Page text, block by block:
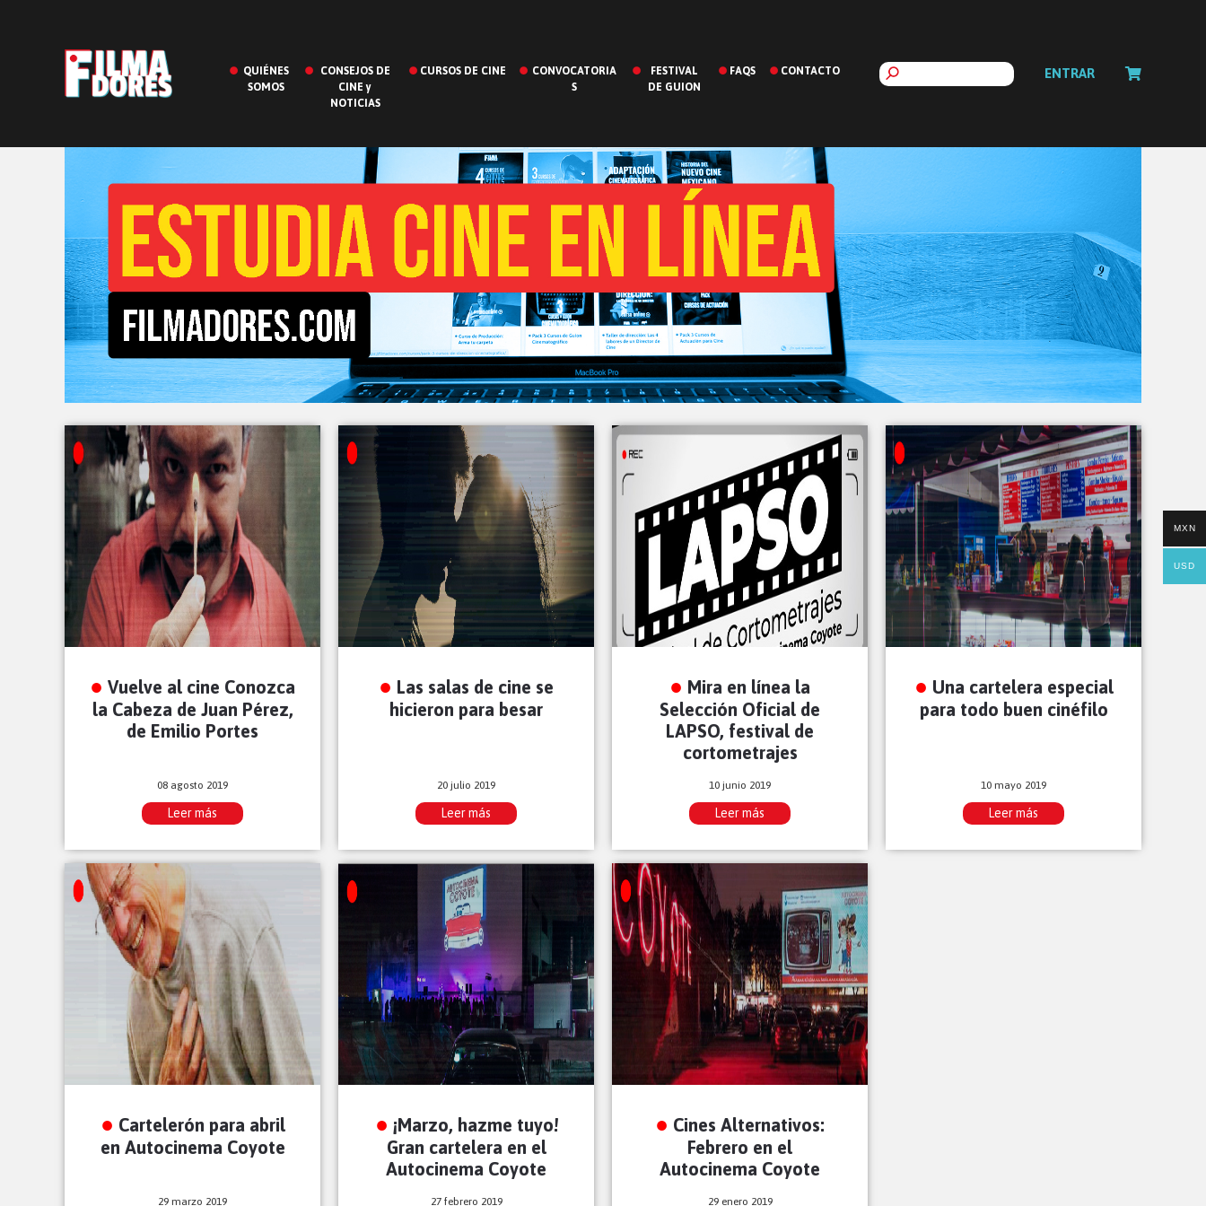
QUIÉNES
SOMOS
CONSEJOS DE
CINE y
NOTICIAS
CURSOS DE CINE
CONVOCATORIA
S
FESTIVAL
DE GUION
FAQS CONTACTO ENTRAR
Vuelve al cine Conozca
la Cabeza de Juan Pérez,
de Emilio Portes
08 agosto 2019
Leer más
Las salas de cine se
hicieron para besar
20 julio 2019
Leer más
Mira en línea la
Selección Oficial de
LAPSO, festival de
cortometrajes
10 junio 2019
Leer más
Una cartelera especial
para todo buen cinéfilo
10 mayo 2019
Leer más
Cartelerón para abril
en Autocinema Coyote
29 marzo 2019
¡Marzo, hazme tuyo!
Gran cartelera en el
Autocinema Coyote
27 febrero 2019
Cines Alternativos:
Febrero en el
Autocinema Coyote
29 enero 2019
MXN
USD